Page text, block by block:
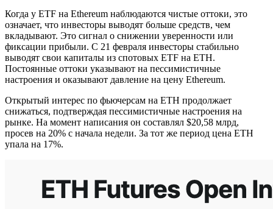
Когда у ETF на Ethereum наблюдаются чистые оттоки, это
означает, что инвесторы выводят больше средств, чем
вкладывают. Это сигнал о снижении уверенности или
фиксации прибыли. С 21 февраля инвесторы стабильно
выводят свои капиталы из спотовых ETF на ETH.
Постоянные оттоки указывают на пессимистичные
настроения и оказывают давление на цену Ethereum.
Открытый интерес по фьючерсам на ETH продолжает
снижаться, подтверждая пессимистичные настроения на
рынке. На момент написания он составлял $20,58 млрд,
просев на 20% с начала недели. За тот же период цена ETH
упала на 17%.